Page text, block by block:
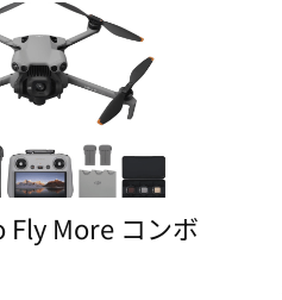
Fly More コンボ